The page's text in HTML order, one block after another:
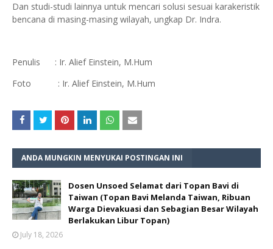
Dan studi-studi lainnya untuk mencari solusi sesuai karakeristik
bencana di masing-masing wilayah, ungkap Dr. Indra.
Penulis : Ir. Alief Einstein, M.Hum
Foto : Ir. Alief Einstein, M.Hum
ANDA MUNGKIN MENYUKAI POSTINGAN INI
Dosen Unsoed Selamat dari Topan Bavi di
Taiwan (Topan Bavi Melanda Taiwan, Ribuan
Warga Dievakuasi dan Sebagian Besar Wilayah
Berlakukan Libur Topan)
July 18, 2026